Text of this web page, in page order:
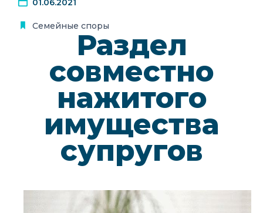
С 9:00 до 21:00
01.06.2021
Семейные споры
Раздел
совместно
нажитого
имущества
супругов